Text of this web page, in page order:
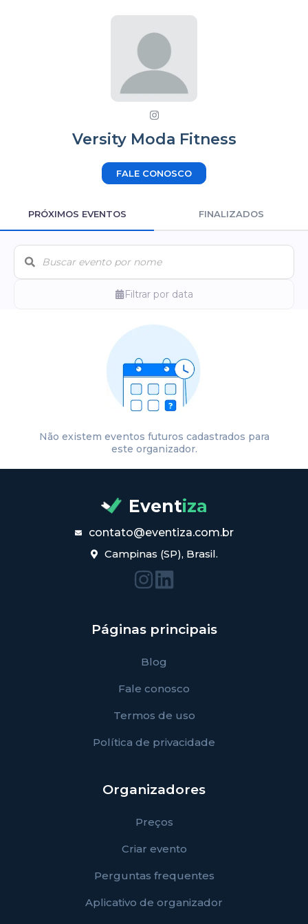
Versity Moda Fitness
FALE CONOSCO
PRÓXIMOS EVENTOS FINALIZADOS
Filtrar por data
Não existem eventos futuros cadastrados para
este organizador.
Eventiza
contato@eventiza.com.br
Campinas (SP), Brasil.
Páginas principais
Blog
Fale conosco
Termos de uso
Política de privacidade
Organizadores
Preços
Criar evento
Perguntas frequentes
Aplicativo de organizador